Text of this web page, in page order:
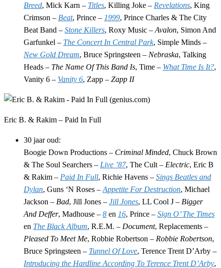
Breed, Mick Karn – Titles, Killing Joke – Revelations, King
Crimson – Beat, Prince – 1999, Prince Charles & The City
Beat Band – Stone Killers, Roxy Music – Avalon, Simon And
Garfunkel – The Concert In Central Park, Simple Minds –
New Gold Dream, Bruce Springsteen – Nebraska, Talking
Heads – The Name Of This Band Is, Time – What Time Is It?,
Vanity 6 – Vanity 6, Zapp – Zapp II
Eric B. & Rakim – Paid In Full
30 jaar oud:
Boogie Down Productions – Criminal Minded, Chuck Brown
& The Soul Searchers – Live ’87, The Cult – Electric, Eric B
& Rakim – Paid In Full, Richie Havens – Sings Beatles and
Dylan, Guns ‘N Roses – Appetite For Destruction, Michael
Jackson – Bad, Jill Jones – Jill Jones, LL Cool J – Bigger
And Deffer, Madhouse – 8 en 16, Prince – Sign O’ The Times
en The Black Album, R.E.M. – Document, Replacements –
Pleased To Meet Me, Robbie Robertson – Robbie Robertson,
Bruce Springsteen – Tunnel Of Love, Terence Trent D’Arby –
Introducing the Hardline According To Terence Trent D’Arby,